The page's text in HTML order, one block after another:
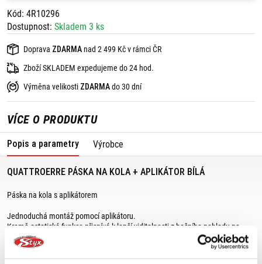
Kód: 4R10296
Dostupnost: Skladem 3 ks
Doprava ZDARMA nad 2 499 Kč v rámci ČR
Zboží SKLADEM expedujeme do 24 hod.
Výměna velikosti ZDARMAdo 30 dní
VÍCE O PRODUKTU
Popis a parametry Výrobce
QUATTROERRE PÁSKA NA KOLA + APLIKÁTOR BÍLÁ
Páska na kola s aplikátorem
Jednoduchá montáž pomocí aplikátoru.
Kromě estetické funkce přispívá k lepší viditelnosti z bočního pohledu na
motocykl.
Rozměry: šířka: 7 mm, délka: 7 m (postačuje na oboustranné nalepení na dvě